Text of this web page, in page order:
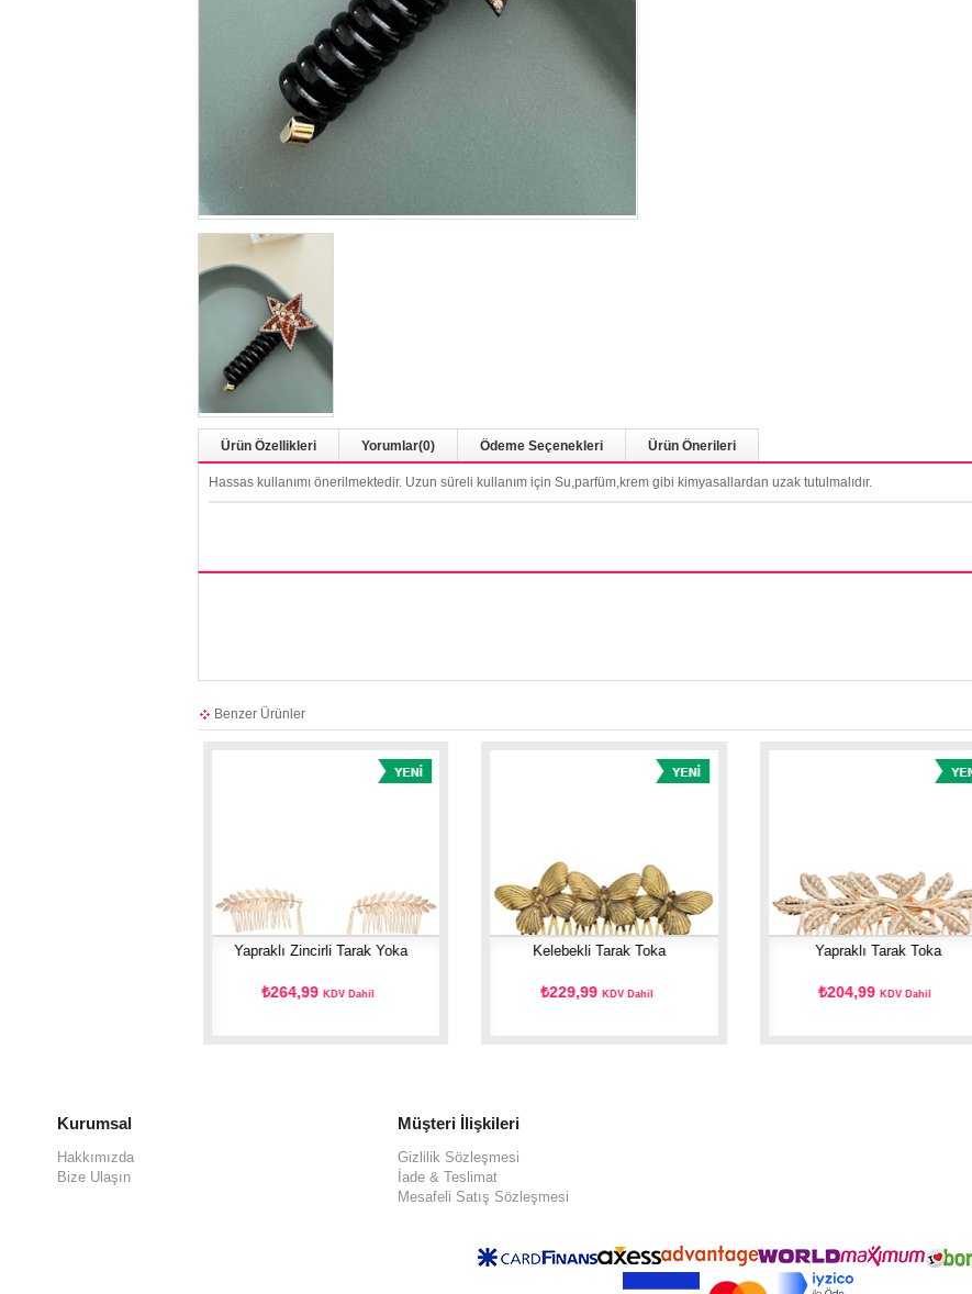
Ürün Özellikleri Yorumlar(0) Ödeme Seçenekleri Ürün Önerileri
Hassas kullanımı önerilmektedir. Uzun süreli kullanım için Su,parfüm,krem gibi kimyasallardan uzak tutulmalıdır.
Benzer Ürünler
Yapraklı Zincirli Tarak Yoka
₺264,99 KDV Dahil
Kelebekli Tarak Toka
₺229,99KDV Dahil
Yapraklı Tarak Toka
₺204,99 KDV Dahil
Kurumsal
Hakkımızda
Bize Ulaşın
Müşteri İlişkileri
Gizlilik Sözleşmesi
İade & Teslimat
Mesafeli Satış Sözleşmesi